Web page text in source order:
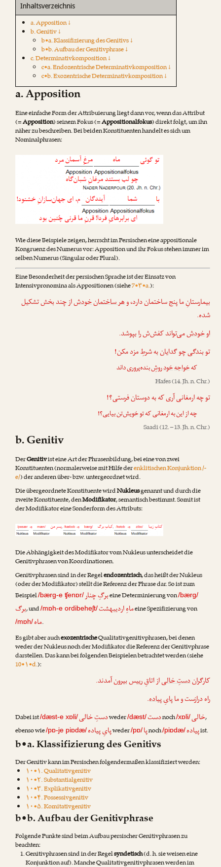
Inhaltsverzeichnis
a. Apposition ↓
b. Genitiv ↓
b•a. Klassifizierung des Genitivs ↓
b•b. Aufbau der Genitivphrase ↓
c. Determinativkomposition ↓
c•a. Endozentrische Determinativkomposition ↓
c•b. Exozentrische Determinativkomposition ↓
a. Apposition
Eine einfache Form der Attribuierung liegt dann vor, wenn das Attribut
(=Apposition) seinem Fokus (=Appositionalfokus) direkt folgt, um ihn
näher zu beschreiben. Bei beiden Konstituenten handelt es sich um
Nominalphrasen:
Wie diese Beispiele zeigen, herrscht im Persischen eine appositionale
Kongruenz des Numerus vor: Apposition und ihr Fokus stehen immer im
selben Numerus (Singular oder Plural).
Eine Besonderheit der persischen Sprache ist der Einsatz von
Intensivpronomina als Appositionen (siehe7•۳•a.):
بیمارستانِ ما پنج ساختمان دارد، وهر ساختمانخودشاز چند بخش تشکیل
شده.
اوخودشمی‌تواند کفش‌ش را بپوشد.
تو بندگی چو گدایان به شرطِ مزد مکن!
کهخواجهخودروشِ بنده‌پروری داند
Hafes(14. Jh. n. Chr.)
تو چه ارمغانی آری که به دوستان فرستی؟!
چه از این به ارمغانی کهتوخویش‌تنبیایی؟!
Saadi(12. – 13. Jh. n. Chr.)
b. Genitiv
DerGenitivist eine Art der Phrasenbildung, bei eine von zwei
Konstituenten (normalerweise mit Hilfe derenklitischen Konjunktion /-
e/) der anderen über- bzw. untergeordnet wird.
Die übergeordnete Konstituente wirdNukleusgenannt und durch die
zweite Konstituente, denModifikator, semantisch bestimmt. Somit ist
der Modifikator eine Sonderform des Attributs:
Die Abhängigkeit des Modifikator vom Nukleus unterscheidet die
Genitivphrasen von Koordinationen.
Genitivphrasen sind in der Regelendozentrisch, das heißt der Nukleus
(oder der Modifikator) stellt die Referenz der Phrase dar. So ist zum
Beispiel/bærg-e ʧenɒr/برگِ چنارeine Determinierung von/bærg/
برگ, und/mɒh-e ordibeheʃt/ ماهِ اردیبهشتeine Spezifizierung von
/mɒh/ ماه.
Es gibt aber auchexozentrischeQualitativgenitivphrasen, bei denen
weder der Nukleus noch der Modifikator die Referenz der Genitivphrase
darstellen. Das kann bei folgenden Beispielen betrachtet werden (siehe
10•۱•d.):
کارگراندستِ خالیاز اتاقِ رییس بیرون آمدند.
راه درازست و ماپایِ پیاده.
Dabei ist/dæst-e xɒli/دستِ خالیweder/dæst/ دستnoch/xɒli/خالی,
ebenso wie/pɒ-je piɒdæ/ پایِ پیادهweder/pɒ/ پاnoch/piɒdæ/ پیادهist.
b•a. Klassifizierung des Genitivs
Der Genitiv kann im Persischen folgendermaßen klassifiziert werden:
۱۰•۱. Qualitativgenitiv
۱۰•۲. Substantialgenitiv
۱۰•۳. Explikativgenitiv
۱۰•۴. Possessivgenitiv
۱۰•۵. Komitativgenitiv
b•b. Aufbau der Genitivphrase
Folgende Punkte sind beim Aufbau persischer Genitivphrasen zu
beachten:
Genitivphrasen sind in der Regelsyndetisch(d. h. sie weisen eine
Konjunktion auf). Manche Qualitativgenitivphrasen werden im